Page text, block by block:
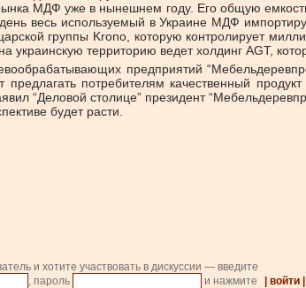
МДФ уже в нынешнем году. Его общую
весь используемый в Украине МДФ
группы Krono, которую контролирует
украинскую территорию ведет холдинг AGT,
предприятий
предлагать потребителям качественный
“Деловой столице” президент
будет расти.
и хотите участвовать в дискуссии — введите
, пароль и нажмите | войти |